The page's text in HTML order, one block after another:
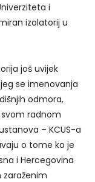
i
izolatorij u
još uvijek
se imenovanja
odmora,
radnom
– KCUS-a
o tome ko je
i Hercegovina